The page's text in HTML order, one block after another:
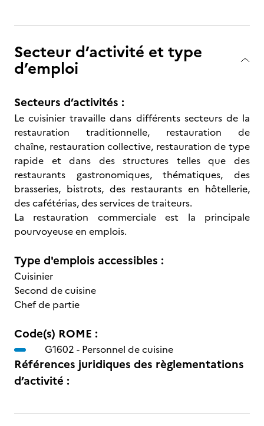
Secteur d’activité et type
d’emploi
Secteurs d’activités :
Le cuisinier travaille dans différents secteurs de la
restauration traditionnelle, restauration de
chaîne, restauration collective, restauration de type
rapide et dans des structures telles que des
restaurants gastronomiques, thématiques, des
brasseries, bistrots, des restaurants en hôtellerie,
des cafétérias, des services de traiteurs.
La restauration commerciale est la principale
pourvoyeuse en emplois.
Type d'emplois accessibles :
Cuisinier
Second de cuisine
Chef de partie
Code(s) ROME :
G1602 - Personnel de cuisine
Références juridiques des règlementations
d’activité :